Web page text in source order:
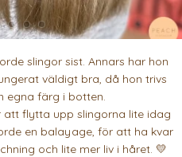
slingor sist. Annars har hon
väldigt bra, då hon trivs
egna färg i botten.
att flytta upp slingorna lite idag
en balayage, för att ha kvar
och lite mer liv i håret. 💛